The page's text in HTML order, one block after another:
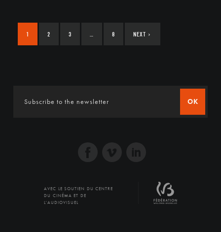
1 2 3 8 NEXT ›
OK
AVEC LE SOUTIEN DU CENTRE
DU CINÉMA ET DE
L'AUDIOVISUEL